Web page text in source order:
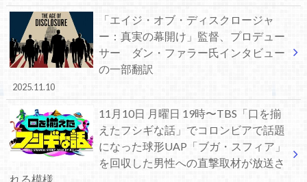
「エイジ・オブ・ディスクロージャ
ー：真実の幕開け」監督、プロデュー
サー ダン・ファラー氏インタビュー
の一部翻訳
2025.11.10
11月10日 月曜日 19時〜TBS「口を揃
えたフシギな話」でコロンビアで話題
になった球形UAP「ブガ・スフィア」
を回収した男性への直撃取材が放送さ
れる模様。